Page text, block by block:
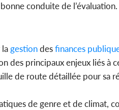
conduite de l’évaluation.
gestiondesfinances
des principaux enjeux liés à
de route détaillée pour sa
de genre et de climat,